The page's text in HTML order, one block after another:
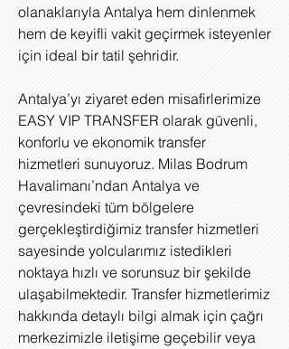
olanaklarıyla Antalya hem dinlenmek
hem de keyifli vakit geçirmek isteyenler
için ideal bir tatil şehridir.
Antalya’yı ziyaret eden misafirlerimize
EASY VIP TRANSFER olarak güvenli,
konforlu ve ekonomik transfer
hizmetleri sunuyoruz. Milas Bodrum
Havalimanı’ndan Antalya ve
çevresindeki tüm bölgelere
gerçekleştirdiğimiz transfer hizmetleri
sayesinde yolcularımız istedikleri
noktaya hızlı ve sorunsuz bir şekilde
ulaşabilmektedir. Transfer hizmetlerimiz
hakkında detaylı bilgi almak için çağrı
merkezimizle iletişime geçebilir veya